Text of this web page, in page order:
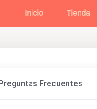
Inicio Tienda
Frecuentes